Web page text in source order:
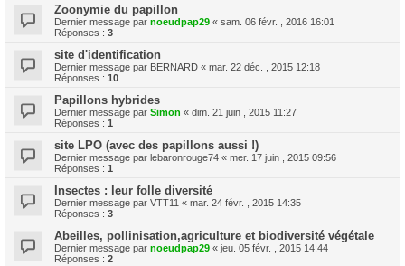
Zoonymie du papillon
Dernier message par noeudpap29 « sam. 06 févr. , 2016 16:01
Réponses : 3
site d'identification
Dernier message par BERNARD « mar. 22 déc. , 2015 12:18
Réponses : 10
Papillons hybrides
Dernier message par Simon « dim. 21 juin , 2015 11:27
Réponses : 1
site LPO (avec des papillons aussi !)
Dernier message par lebaronrouge74 « mer. 17 juin , 2015 09:56
Réponses : 1
Insectes : leur folle diversité
Dernier message par VTT11 « mar. 24 févr. , 2015 14:35
Réponses : 3
Abeilles, pollinisation,agriculture et biodiversité végétale
Dernier message par noeudpap29 « jeu. 05 févr. , 2015 14:44
Réponses : 2